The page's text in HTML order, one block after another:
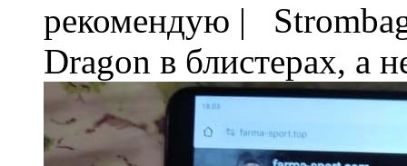
рекомендую
Dragon в блистерах, а